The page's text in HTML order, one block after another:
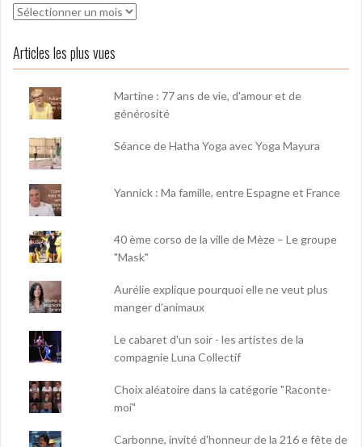
Archives
Articles les plus vues
Martine : 77 ans de vie, d'amour et de
générosité
Séance de Hatha Yoga avec Yoga Mayura
Yannick : Ma famille, entre Espagne et France
40 ème corso de la ville de Mèze – Le groupe
"Mask"
Aurélie explique pourquoi elle ne veut plus
manger d’animaux
Le cabaret d'un soir - les artistes de la
compagnie Luna Collectif
Choix aléatoire dans la catégorie "Raconte-
moi"
Carbonne, invité d'honneur de la 216 e fête de